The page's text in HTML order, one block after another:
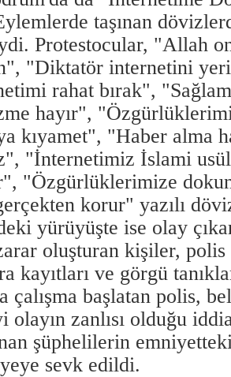
taşınan
Protestocular, "Allah
"Diktatör internetini
rahat bırak",
hayır",
kıyamet", "Haber alma
"İnternetimiz İslami
"Özgürlüklerimize
korur" yazılı
yürüyüşte ise olay
oluşturan kişiler,
kayıtları ve görgü
çalışma başlatan polis,
zanlısı olduğu
şüphelilerin
sevk edildi.